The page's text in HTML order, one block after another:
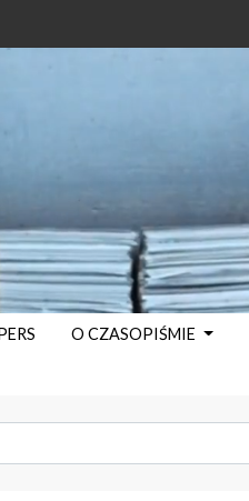
O CZASOPIŚMIE